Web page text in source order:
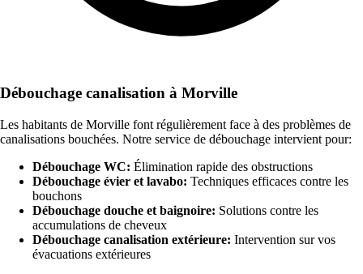
Débouchage canalisation à Morville
Les habitants de Morville font régulièrement face à des problèmes de
canalisations bouchées. Notre service de débouchage intervient pour:
Débouchage WC: Élimination rapide des obstructions
Débouchage évier et lavabo: Techniques efficaces contre les
bouchons
Débouchage douche et baignoire: Solutions contre les
accumulations de cheveux
Débouchage canalisation extérieure: Intervention sur vos
évacuations extérieures